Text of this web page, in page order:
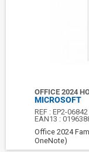
OFFICE 2024
MICROSOFT
REF :EP2-06842
EAN13 :
Office 2024
OneNote)